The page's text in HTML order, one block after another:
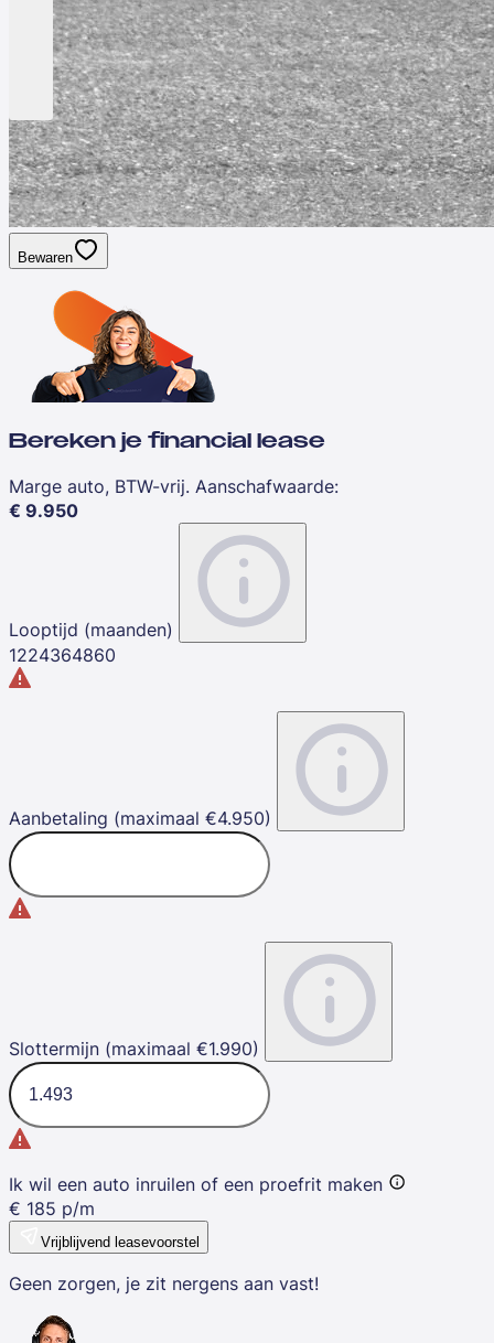
Bewaren
Bereken je financial lease
Marge auto, BTW-vrij. Aanschafwaarde:
€ 9.950
Looptijd (maanden)
1224364860
Aanbetaling (maximaal €4.950)
Slottermijn (maximaal €1.990)
Ik wil een auto inruilen of een proefrit maken
€ 185 p/m
Vrijblijvend leasevoorstel
Geen zorgen, je zit nergens aan vast!